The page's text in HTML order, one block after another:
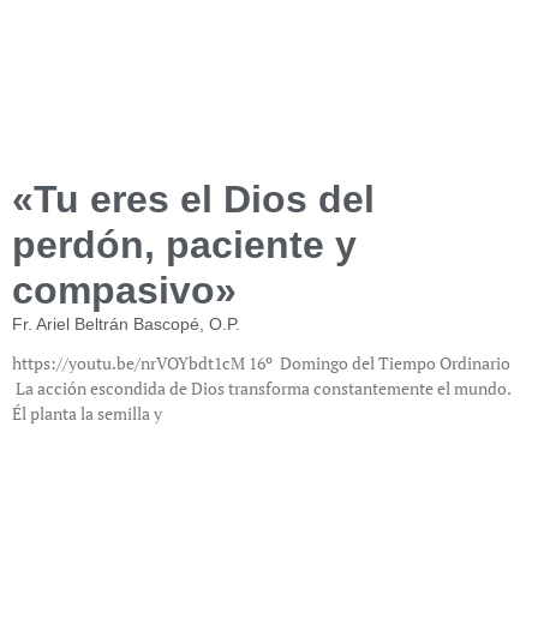
«Tu eres el Dios del
perdón, paciente y
compasivo»
Fr. Ariel Beltrán Bascopé, O.P.
https://youtu.be/nrVOYbdt1cM 16º Domingo del Tiempo Ordinario
La acción escondida de Dios transforma constantemente el mundo.
Él planta la semilla y